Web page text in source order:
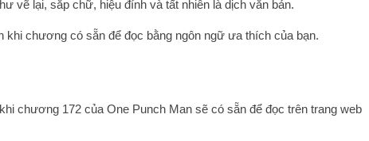
vẽ lại, sắp chữ, hiệu đính và tất nhiên là dịch văn bản.
khi chương có sẵn để đọc bằng ngôn ngữ ưa thích của bạn.
chương 172 của One Punch Man sẽ có sẵn để đọc trên trang web